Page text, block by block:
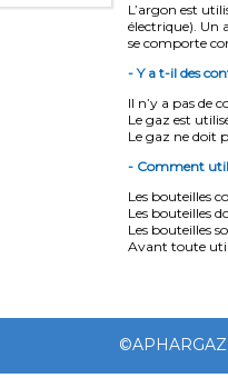
L’argon est
électrique). Un
se comporte
- Y a t-il des
Il n’y a pas de
Le gaz est
Le gaz ne doit
- Comment
Les bouteilles
Les bouteilles
Les bouteilles
Avant toute